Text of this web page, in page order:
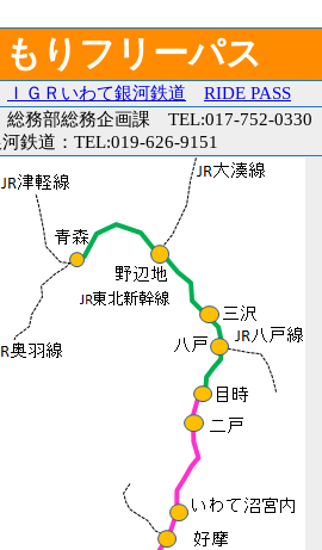
りフリーパス
ＩＧＲいわて銀河鉄道
RIDE PASS
総務部総務企画課 TEL:017-752-0330
鉄道：TEL:019-626-9151